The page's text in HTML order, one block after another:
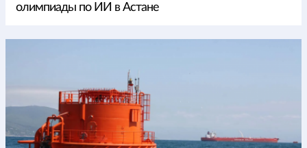
олимпиады по ИИ в Астане